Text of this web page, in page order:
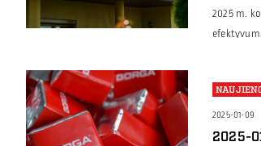
2025 m.
eurų.
ploto, jį
2025-01-09
2025-